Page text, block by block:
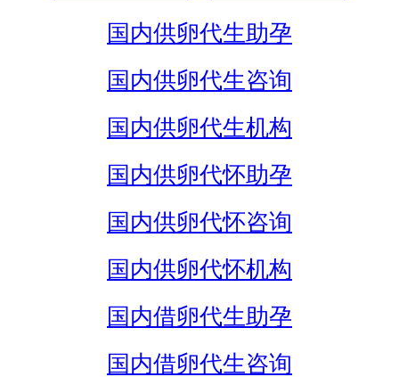
国内供卵代生助孕
国内供卵代生咨询
国内供卵代生机构
国内供卵代怀助孕
国内供卵代怀咨询
国内供卵代怀机构
国内借卵代生助孕
国内借卵代生咨询